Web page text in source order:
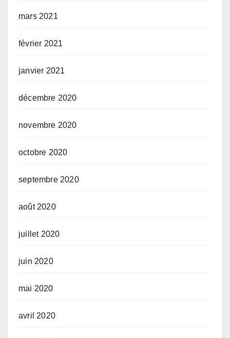
mars 2021
février 2021
janvier 2021
décembre 2020
novembre 2020
octobre 2020
septembre 2020
août 2020
juillet 2020
juin 2020
mai 2020
avril 2020